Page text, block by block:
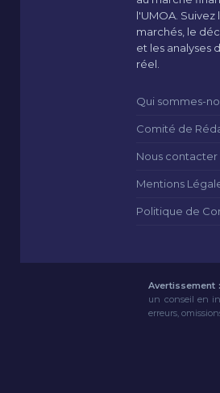
l'UMOA.
marchés, le
et les analyses
réel.
Qui sommes-
Comité de
Nous contacter
Mentions
Politique de
Avertissement :
un conseil en
erreurs,